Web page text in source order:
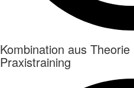
Kombination aus
Praxistraining